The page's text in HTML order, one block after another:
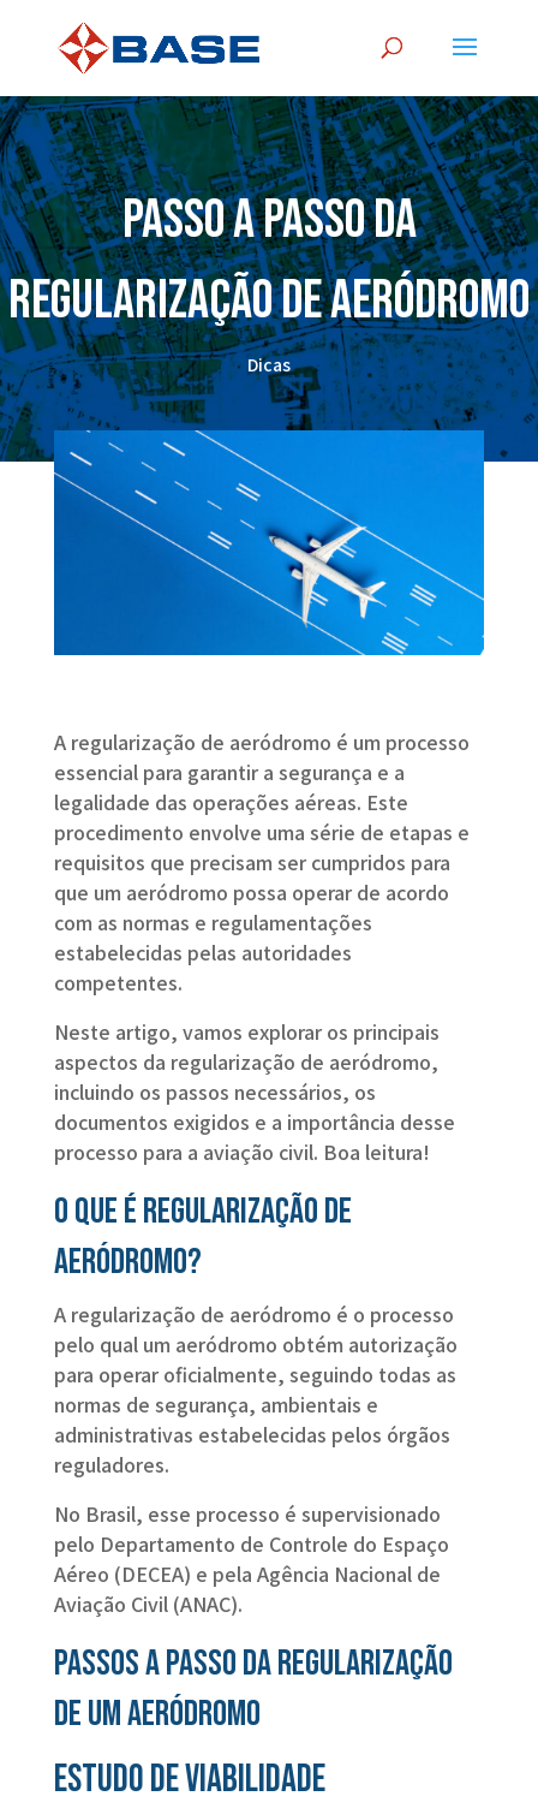
Passo a passo da
regularização de aeródromo
Dicas
A regularização de aeródromo é um processo
essencial para garantir a segurança e a
legalidade das operações aéreas. Este
procedimento envolve uma série de etapas e
requisitos que precisam ser cumpridos para
que um aeródromo possa operar de acordo
com as normas e regulamentações
estabelecidas pelas autoridades
competentes.
Neste artigo, vamos explorar os principais
aspectos da regularização de aeródromo,
incluindo os passos necessários, os
documentos exigidos e a importância desse
processo para a aviação civil. Boa leitura!
O que é regularização de
aeródromo?
A regularização de aeródromo é o processo
pelo qual um aeródromo obtém autorização
para operar oficialmente, seguindo todas as
normas de segurança, ambientais e
administrativas estabelecidas pelos órgãos
reguladores.
No Brasil, esse processo é supervisionado
pelo Departamento de Controle do Espaço
Aéreo (DECEA) e pela Agência Nacional de
Aviação Civil (ANAC).
Passos a passo da regularização
de um aeródromo
Estudo de viabilidade